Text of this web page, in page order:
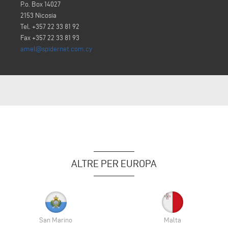
P.o. Box 14027
2153 Nicosia
Tel. +357 22 33 81 92
Fax +357 22 33 81 93
amel@spidernet.com.cy
ALTRE PER EUROPA
San Marino Malta